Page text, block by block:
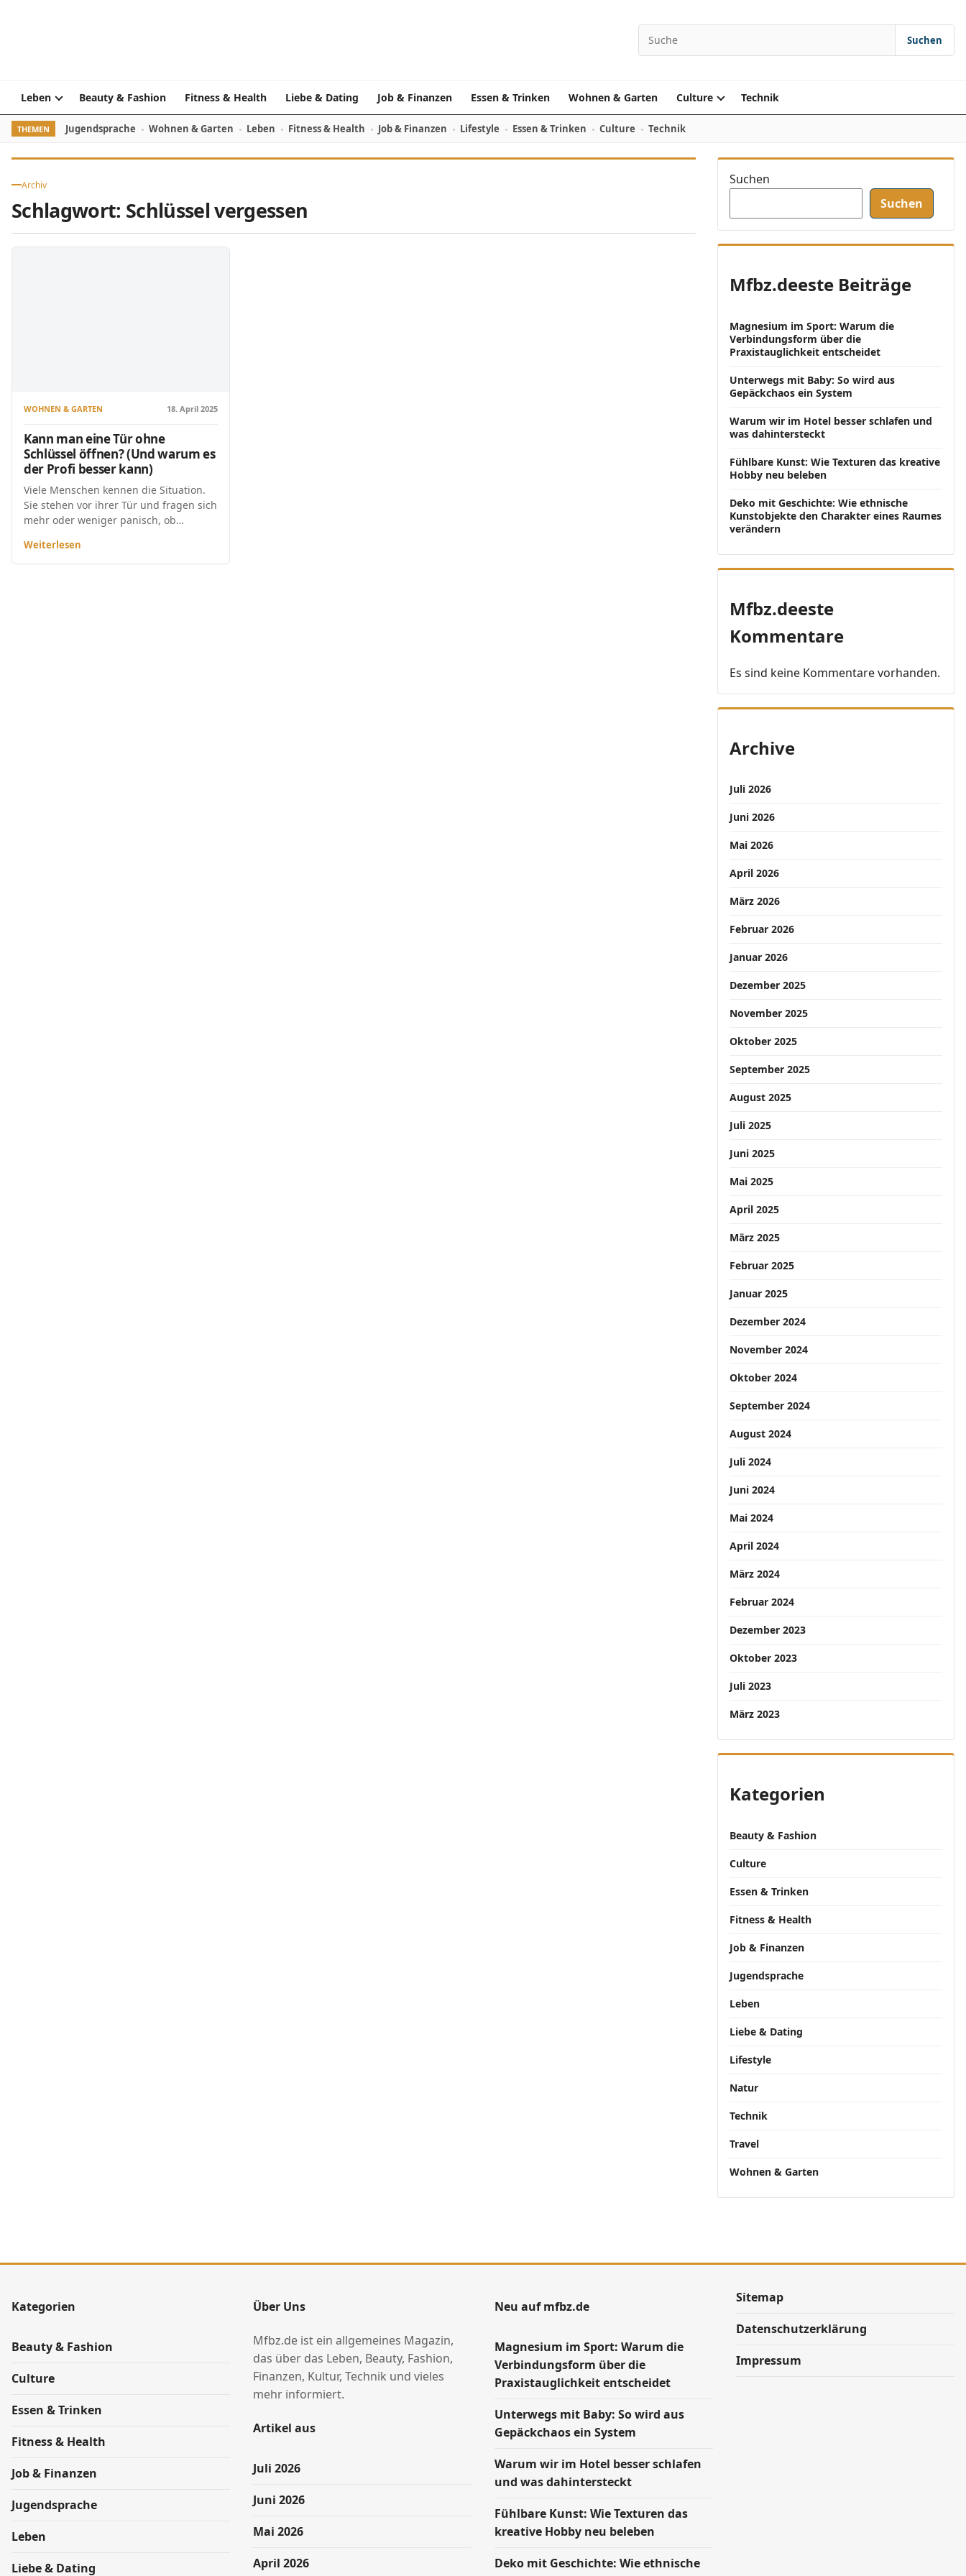
Search for: Suchen
Leben Beauty & Fashion Fitness & Health Liebe & Dating Job & Finanzen Essen & Trinken Wohnen & Garten Culture Technik
THEMEN Jugendsprache Wohnen & Garten Leben Fitness & Health Job & Finanzen Lifestyle Essen & Trinken Culture Technik
Archiv
Schlagwort: Schlüssel vergessen
WOHNEN & GARTEN 18. April 2025
Kann man eine Tür ohne
Schlüssel öffnen? (Und warum es
der Profi besser kann)
Viele Menschen kennen die Situation.
Sie stehen vor ihrer Tür und fragen sich
mehr oder weniger panisch, ob…
Weiterlesen
Suchen
Suchen
Mfbz.deeste Beiträge
Magnesium im Sport: Warum die
Verbindungsform über die
Praxistauglichkeit entscheidet
Unterwegs mit Baby: So wird aus
Gepäckchaos ein System
Warum wir im Hotel besser schlafen und
was dahintersteckt
Fühlbare Kunst: Wie Texturen das kreative
Hobby neu beleben
Deko mit Geschichte: Wie ethnische
Kunstobjekte den Charakter eines Raumes
verändern
Mfbz.deeste
Kommentare
Es sind keine Kommentare vorhanden.
Archive
Juli 2026
Juni 2026
Mai 2026
April 2026
März 2026
Februar 2026
Januar 2026
Dezember 2025
November 2025
Oktober 2025
September 2025
August 2025
Juli 2025
Juni 2025
Mai 2025
April 2025
März 2025
Februar 2025
Januar 2025
Dezember 2024
November 2024
Oktober 2024
September 2024
August 2024
Juli 2024
Juni 2024
Mai 2024
April 2024
März 2024
Februar 2024
Dezember 2023
Oktober 2023
Juli 2023
März 2023
Kategorien
Beauty & Fashion
Culture
Essen & Trinken
Fitness & Health
Job & Finanzen
Jugendsprache
Leben
Liebe & Dating
Lifestyle
Natur
Technik
Travel
Wohnen & Garten
Kategorien
Beauty & Fashion
Culture
Essen & Trinken
Fitness & Health
Job & Finanzen
Jugendsprache
Leben
Liebe & Dating
Über Uns
Mfbz.de ist ein allgemeines Magazin,
das über das Leben, Beauty, Fashion,
Finanzen, Kultur, Technik und vieles
mehr informiert.
Artikel aus
Juli 2026
Juni 2026
Mai 2026
April 2026
Neu auf mfbz.de
Magnesium im Sport: Warum die
Verbindungsform über die
Praxistauglichkeit entscheidet
Unterwegs mit Baby: So wird aus
Gepäckchaos ein System
Warum wir im Hotel besser schlafen
und was dahintersteckt
Fühlbare Kunst: Wie Texturen das
kreative Hobby neu beleben
Deko mit Geschichte: Wie ethnische
Sitemap
Datenschutzerklärung
Impressum